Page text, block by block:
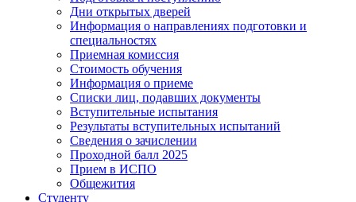
Дни открытых дверей
Информация о направлениях подготовки и
специальностях
Приемная комиссия
Стоимость обучения
Информация о приеме
Списки лиц, подавших документы
Вступительные испытания
Результаты вступительных испытаний
Сведения о зачислении
Проходной балл 2025
Прием в ИСПО
Общежития
Студенту